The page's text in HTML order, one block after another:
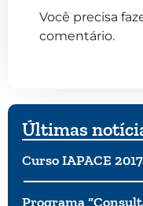
Você precisa
comentário.
Últimas
Curso IAPACE 2017
Programa